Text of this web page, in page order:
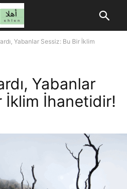
Yabanlar Sessiz: Bu Bir İklim
Yabanlar
İklim İhanetidir!